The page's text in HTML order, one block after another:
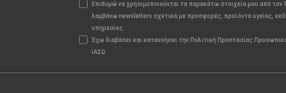
Επιθυμώ να χρησιμοποιούνται τα παρακάτω στοιχεία μου από τον
λαμβάνω newsletters σχετικά με προσφορές, προϊόντα υγείας,
υπηρεσίες.
Έχω διαβάσει και κατανοήσει την Πολιτική Προστασίας
ΙΑΣΩ